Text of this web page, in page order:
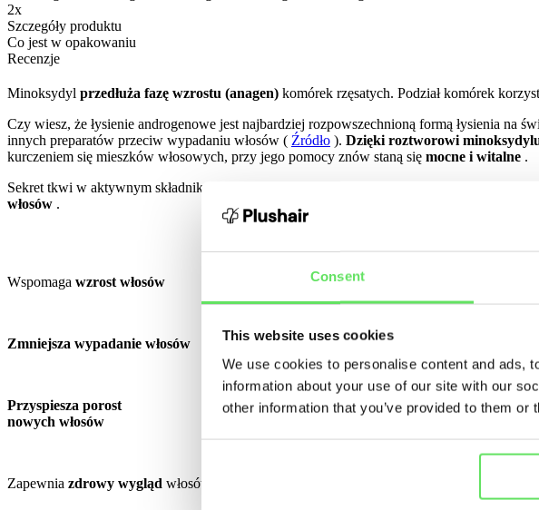
Consent
This website uses cookies
We use cookies to personalise content and ads,
information about your use of our site with our
other information that you’ve provided to them
2x
Szczegóły produktu
Co jest w opakowaniu
Recenzje
Minoksydyl przedłuża fazę wzrostu (anagen) komórek rzęsatych. Podział komórek
Czy wiesz, że łysienie androgenowe jest najbardziej rozpowszechnioną formą łysienia na
innych preparatów przeciw wypadaniu włosów ( Źródło ). Dzięki roztworowi
kurczeniem się mieszków włosowych, przy jego pomocy znów staną się mocne i witalne .
Sekret tkwi w aktywnym składniku Minoksydyl, który oddziałuje na mieszki włosowe.
włosów .
Wspomaga wzrost włosów
Zmniejsza wypadanie włosów
Przyspiesza porost
nowych włosów
Zapewnia zdrowy wygląd włosów